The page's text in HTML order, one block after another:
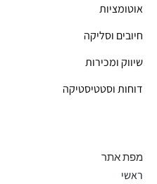
אוטומציות
חיובים וסליקה
שיווק ומכירות
דוחות וסטטיסטיקה
ראשי
מפת אתר